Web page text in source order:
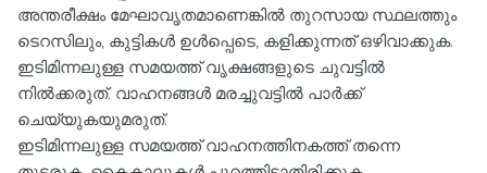
അന്തരീക്ഷം മേഘാവൃതമാണെങ്കിൽ തുറസായ സ്ഥലത്തും
ടെറസിലും, കുട്ടികൾ ഉൾപ്പെടെ, കളിക്കുന്നത് ഒഴിവാക്കുക.
ഇടിമിന്നലുള്ള സമയത്ത് വൃക്ഷങ്ങളുടെ ചുവട്ടിൽ
നിൽക്കരുത്‌. വാഹനങ്ങൾ മരച്ചുവട്ടിൽ പാർക്ക്
ചെയ്യുകയുമരുത്.
ഇടിമിന്നലുള്ള സമയത്ത് വാഹനത്തിനകത്ത് തന്നെ